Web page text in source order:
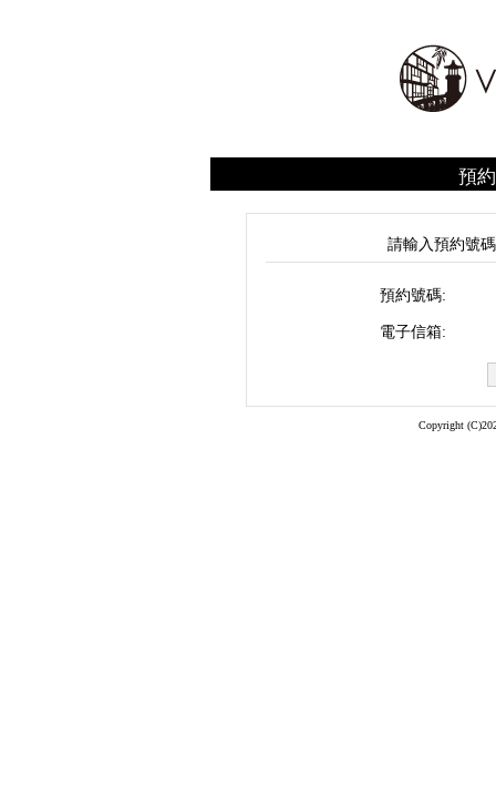
預
請輸入預約號
預約號碼:
電子信箱:
Copyright